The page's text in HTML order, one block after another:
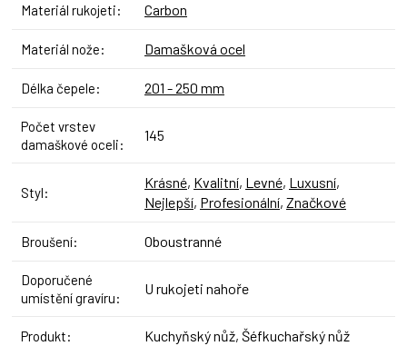
Materiál rukojeti: Carbon
Materiál nože: Damašková ocel
Délka čepele: 201 - 250 mm
Počet vrstev
damaškové oceli:
145
Styl:
Krásné, Kvalitní, Levné, Luxusní,
Nejlepší, Profesionální, Značkové
Broušení: Oboustranné
Doporučené
umístění gravíru:
U rukojeti nahoře
Produkt: Kuchyňský nůž, Šéfkuchařský nůž